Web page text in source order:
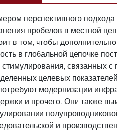
перспективного подхода
пробелов в местной
в том, чтобы
в глобальной цепочке
стимулирования, связанных
целевых
модернизации
и прочего. Они также
и